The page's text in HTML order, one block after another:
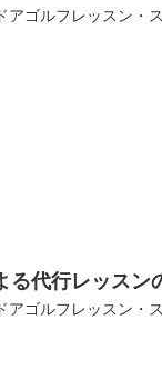
アゴルフレッスン・
代行レッスン
ゴルフレッスン・